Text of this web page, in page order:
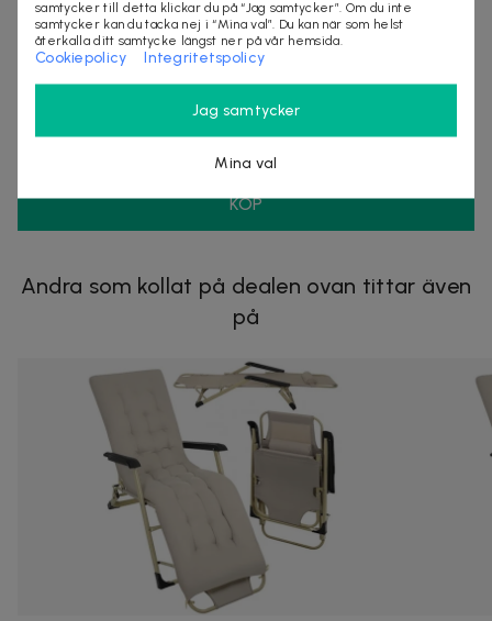
Säljes av
Organisationsnummer:556905-5238
KÖP
Andra som kollat på dealen ovan tittar även
på
samtycker till detta klickar du på “Jag samtycker”. Om du inte
samtycker kan du tacka nej i “Mina val”. Du kan när som helst
återkalla ditt samtycke längst ner på vår hemsida.
Cookiepolicy Integritetspolicy
Jag samtycker
Mina val